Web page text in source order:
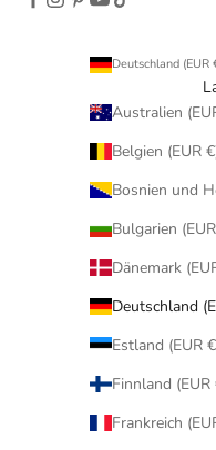
Deutschland (EUR
Australien
Belgien (EUR
Bosnien und
Bulgarien
Dänemark
Deutschland
Estland (EUR
Finnland (EUR
Frankreich